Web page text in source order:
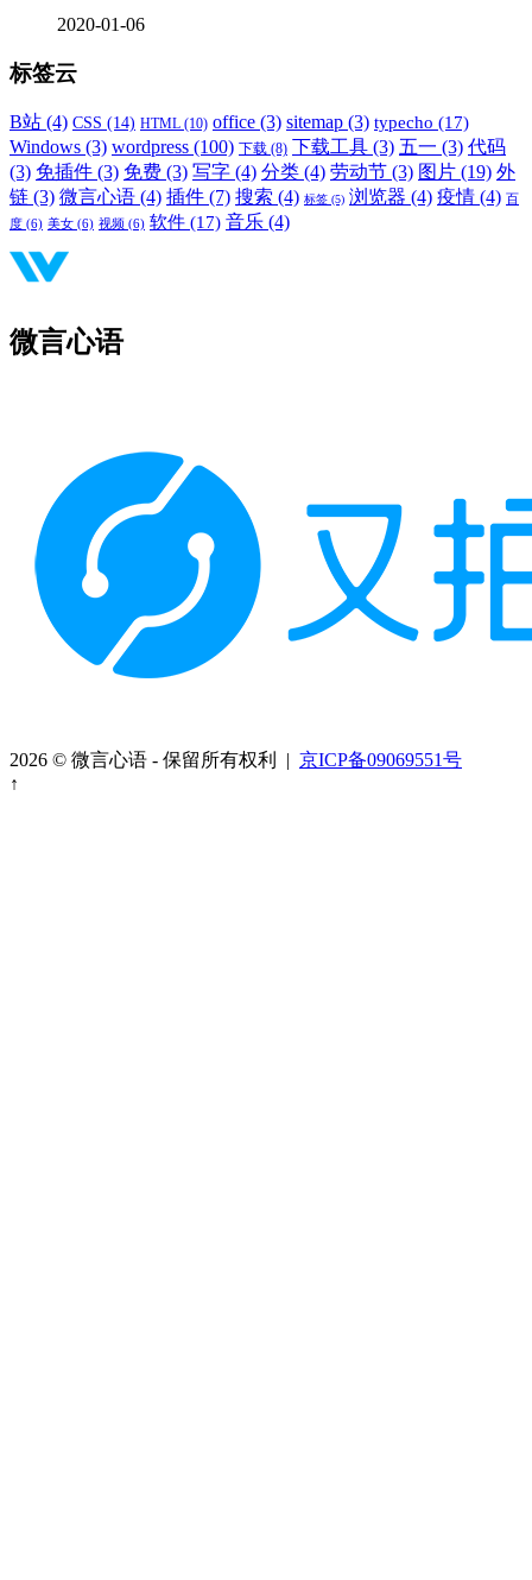
2020-01-06
标签云
B站 (4) CSS (14) HTML (10) office (3) sitemap (3) typecho (17)
Windows (3) wordpress (100) 下载 (8) 下载工具 (3) 五一 (3) 代码
(3) 免插件 (3) 免费 (3) 写字 (4) 分类 (4) 劳动节 (3) 图片 (19) 外
链 (3) 微言心语 (4) 插件 (7) 搜索 (4) 标签 (5) 浏览器 (4) 疫情 (4) 百
度 (6) 美女 (6) 视频 (6) 软件 (17) 音乐 (4)
微言心语
2026 © 微言心语 - 保留所有权利 | 京ICP备09069551号
↑